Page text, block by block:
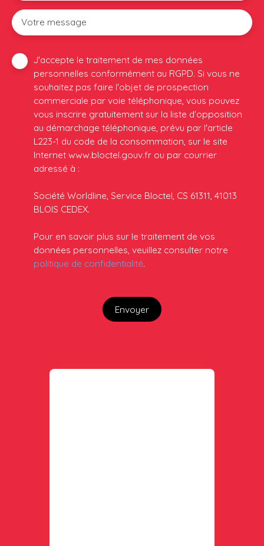
Votre message
J'accepte le traitement de mes données
personnelles conformément au RGPD. Si vous ne
souhaitez pas faire l'objet de prospection
commerciale par voie téléphonique, vous pouvez
vous inscrire gratuitement sur la liste d'opposition
au démarchage téléphonique, prévu par l'article
L223-1 du code de la consommation, sur le site
Internet www.bloctel.gouv.fr ou par courrier
adressé à :
Société Worldline, Service Bloctel, CS 61311, 41013
BLOIS CEDEX.
Pour en savoir plus sur le traitement de vos
données personnelles, veuillez consulter notre
politique de confidentialité.
Envoyer